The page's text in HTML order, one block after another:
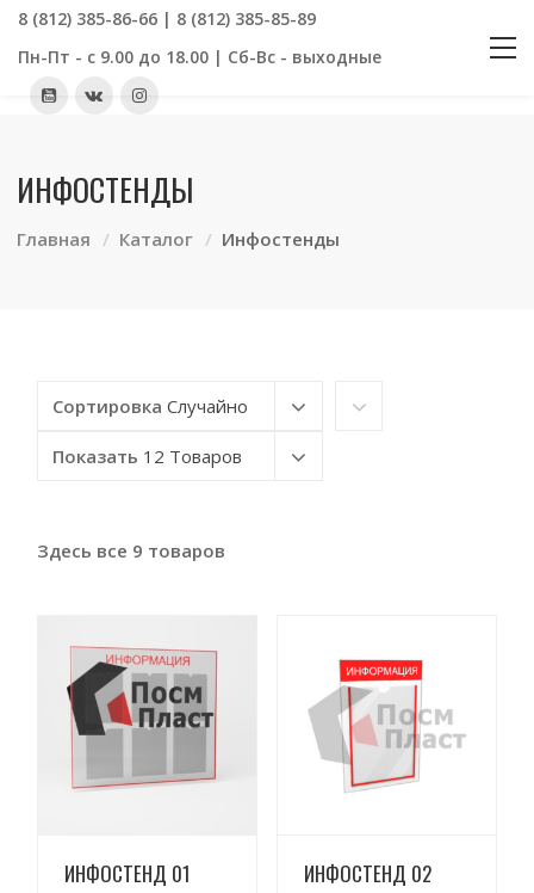
8 (812) 385-86-66 | 8 (812) 385-85-89
Пн-Пт - с 9.00 до 18.00 | Сб-Вс - выходные
ИНФОСТЕНДЫ
Главная Каталог Инфостенды
Сортировка Случайно
Показать 12 Товаров
Здесь все 9 товаров
Просмотреть
ИНФОСТЕНД 01 Просмотреть
ИНФОСТЕНД 02